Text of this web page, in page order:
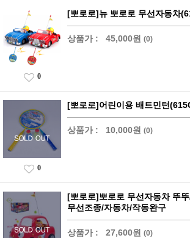
[뽀로로]뉴 뽀로로 무선자동차
상품가 : 45,000원 (0)
0
[뽀로로]어린이용 배트민턴
상품가 : 10,000원 (0)
0
[뽀로로]뽀로로 무선자동차 뚜
무선조종/자동차/작동완구
상품가 : 27,600원 (0)